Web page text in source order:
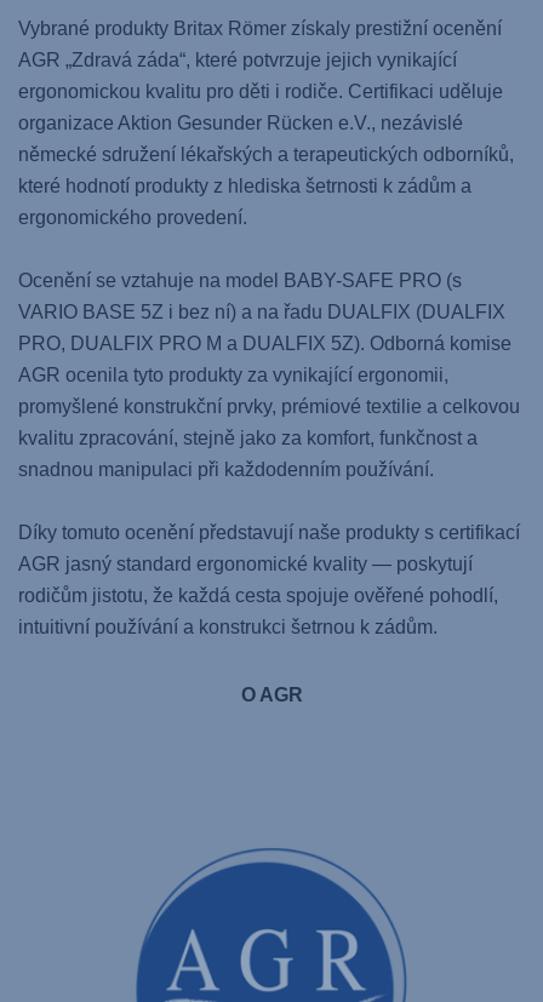
Vybrané produkty Britax Römer získaly prestižní ocenění
AGR „Zdravá záda“, které potvrzuje jejich vynikající
ergonomickou kvalitu pro děti i rodiče. Certifikaci uděluje
organizace Aktion Gesunder Rücken e.V., nezávislé
německé sdružení lékařských a terapeutických odborníků,
které hodnotí produkty z hlediska šetrnosti k zádům a
ergonomického provedení.
Ocenění se vztahuje na model BABY-SAFE PRO (s
VARIO BASE 5Z i bez ní) a na řadu DUALFIX (DUALFIX
PRO, DUALFIX PRO M a DUALFIX 5Z). Odborná komise
AGR ocenila tyto produkty za vynikající ergonomii,
promyšlené konstrukční prvky, prémiové textilie a celkovou
kvalitu zpracování, stejně jako za komfort, funkčnost a
snadnou manipulaci při každodenním používání.
Díky tomuto ocenění představují naše produkty s certifikací
AGR jasný standard ergonomické kvality — poskytují
rodičům jistotu, že každá cesta spojuje ověřené pohodlí,
intuitivní používání a konstrukci šetrnou k zádům.
O AGR